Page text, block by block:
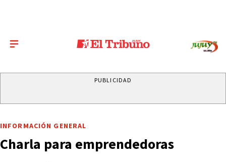
PUBLICIDAD
INFORMACIÓN GENERAL
Charla para emprendedoras